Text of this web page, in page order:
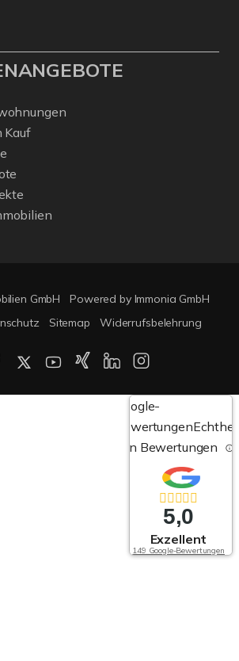
Kauf
GmbH
Powered by Immonia GmbH
Sitemap Widerrufsbelehrung
Google-
Bewertungen
von Bewertungen
5,0
Exzellent
149 Google-Bewertungen